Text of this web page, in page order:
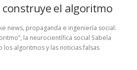
construye el algoritmo
news, propaganda e ingeniería social:
la neurocientífica social Sabela
los algoritmos y las noticias falsas